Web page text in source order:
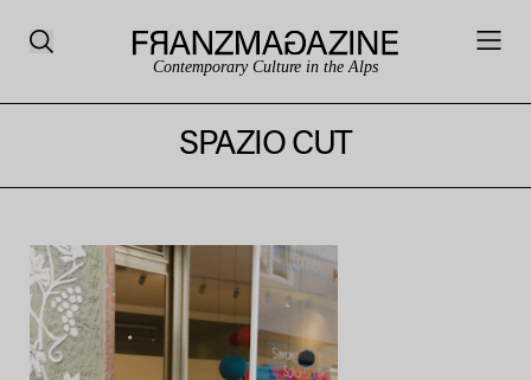
Contemporary Culture in the Alps
SPAZIO CUT